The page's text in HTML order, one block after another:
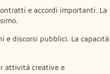
e accordi importanti. La
e discorsi pubblici. La capacità
attività creative e